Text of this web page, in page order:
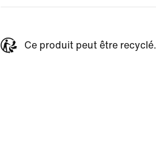
Ce produit peut être recyclé.